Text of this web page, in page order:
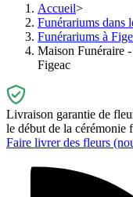
Accueil
Funérariums dans
Funérariums à
Maison Funéraire
Figeac
Livraison garantie de
le début de la cérémonie
Faire livrer des fleurs